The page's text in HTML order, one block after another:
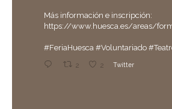
Más información e inscripción:
https://www.huesca.es/areas/
#FeriaHuesca #Voluntariado
2 2 Twitter